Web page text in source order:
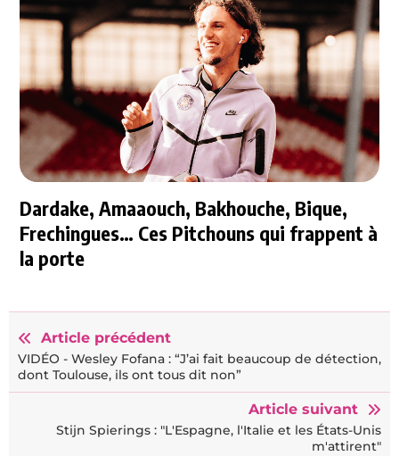
Dardake, Amaaouch, Bakhouche, Bique,
Frechingues… Ces Pitchouns qui frappent à
la porte
Article précédent
VIDÉO - Wesley Fofana : “J’ai fait beaucoup de détection,
dont Toulouse, ils ont tous dit non”
Article suivant
Stijn Spierings : "L'Espagne, l'Italie et les États-Unis
m'attirent"